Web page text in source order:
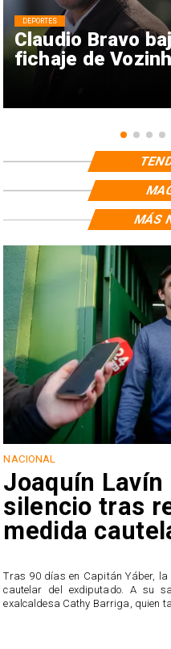
Claudio Bravo
fichaje de
DEPORTES
NACIONAL
Joaquín Lavín
silencio tras
medida
Tras 90 días en Capitán Yáber, la
cautelar del exdiputado. A su
exalcaldesa Cathy Barriga, quien
MÁS